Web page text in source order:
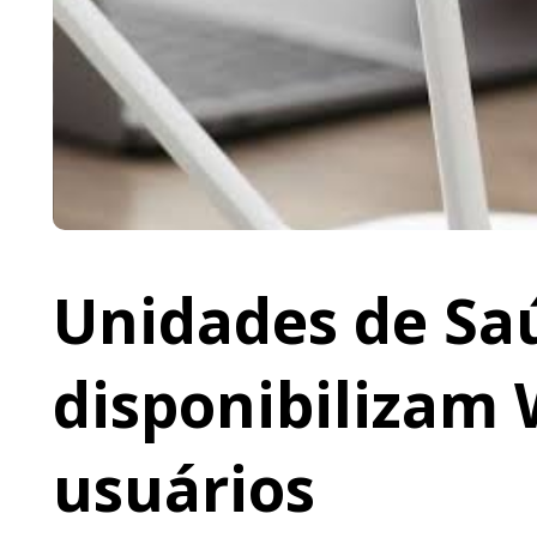
Unidades de
disponibilizam
usuários